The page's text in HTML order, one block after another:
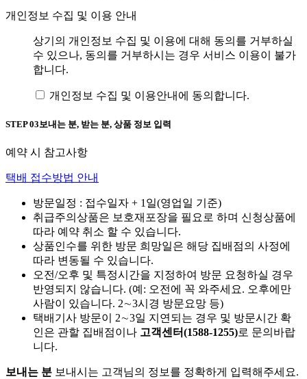
개인정보 수집 및 이용 안내
상기의 개인정보 수집 및 이용에 대해 동의를 거부하실
수 있으나, 동의를 거부하시는 경우 서비스 이용이 불가
합니다.
개인정보 수집 및 이용안내에 동의합니다.
STEP 03보내는 분, 받는 분, 상품 정보 입력
예약 시 참고사항
택배 접수방법 안내
방문일정 : 접수일자 + 1일(영업일 기준)
취급주의상품은 보호재포장을 필요로 하며 신청상품에
따라 예약 취소 할 수 있습니다.
상품인수를 위한 방문 희망일은 해당 집배점의 사정에
따라 변동될 수 있습니다.
오전/오후 및 특정시간을 지정하여 방문 요청하실 경우
반영되지 않습니다. (예: 오전에 꼭 와주세요. 오후에만
사람이 있습니다. 2∼3시경 방문요망 등)
택배기사 방문이 2∼3일 지연되는 경우 및 방문시간 확
인은 관할 집배점이나 고객센터(1588-1255)로 문의바랍
니다.
보내는 분 보내시는 고객님의 정보를 정확하게 입력해주세요.